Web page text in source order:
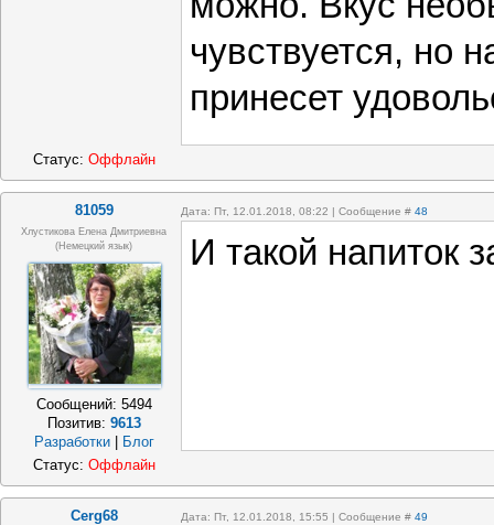
чувствуется, но
принесет
Статус: Оффлайн
81059 Дата: Пт, 12.01.2018, 08:22 | Сообщение # 48
Хлустикова Елена Дмитриевна
(немецкий язык)
Сообщений: 5494
Позитив: 9613
Разработки
Блог
И такой напиток
Статус: Оффлайн
Cerg68 Дата: Пт, 12.01.2018, 15:55 | Сообщение # 49